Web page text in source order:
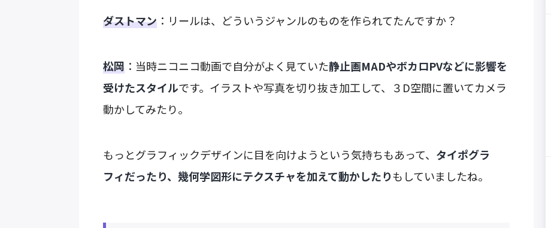
ダストマン ：リールは、どういうジャンルのものを作られてたんですか？
松岡 ：当時ニコニコ動画で自分がよく見ていた静止画MADやボカロPVなどに影響を
受けたスタイルです。イラストや写真を切り抜き加工して、３D空間に置いてカメラ
動かしてみたり。
もっとグラフィックデザインに目を向けようという気持ちもあって、 タイポグラ
フィだったり、幾何学図形にテクスチャを加えて動かしたりもしていましたね。